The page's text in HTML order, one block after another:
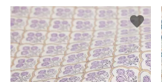
favorite